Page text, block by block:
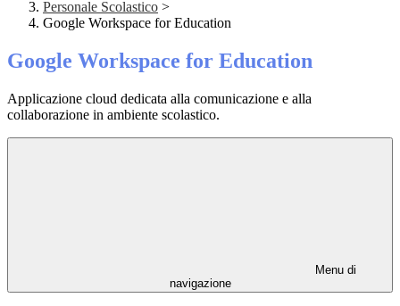
Personale Scolastico >
Google Workspace for Education
Google Workspace for Education
Applicazione cloud dedicata alla comunicazione e alla
collaborazione in ambiente scolastico.
Menu di
navigazione